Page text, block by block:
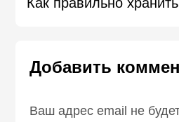
Добавить
Ваш адрес email не